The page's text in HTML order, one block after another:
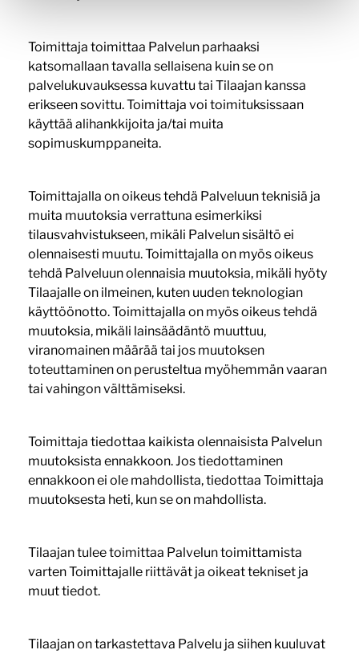
Toimittaja toimittaa Palvelun parhaaksi
katsomallaan tavalla sellaisena kuin se on
palvelukuvauksessa kuvattu tai Tilaajan kanssa
erikseen sovittu. Toimittaja voi toimituksissaan
käyttää alihankkijoita ja/tai muita
sopimuskumppaneita.
Toimittajalla on oikeus tehdä Palveluun teknisiä ja
muita muutoksia verrattuna esimerkiksi
tilausvahvistukseen, mikäli Palvelun sisältö ei
olennaisesti muutu. Toimittajalla on myös oikeus
tehdä Palveluun olennaisia muutoksia, mikäli hyöty
Tilaajalle on ilmeinen, kuten uuden teknologian
käyttöönotto. Toimittajalla on myös oikeus tehdä
muutoksia, mikäli lainsäädäntö muuttuu,
viranomainen määrää tai jos muutoksen
toteuttaminen on perusteltua myöhemmän vaaran
tai vahingon välttämiseksi.
Toimittaja tiedottaa kaikista olennaisista Palvelun
muutoksista ennakkoon. Jos tiedottaminen
ennakkoon ei ole mahdollista, tiedottaa Toimittaja
muutoksesta heti, kun se on mahdollista.
Tilaajan tulee toimittaa Palvelun toimittamista
varten Toimittajalle riittävät ja oikeat tekniset ja
muut tiedot.
Tilaajan on tarkastettava Palvelu ja siihen kuuluvat